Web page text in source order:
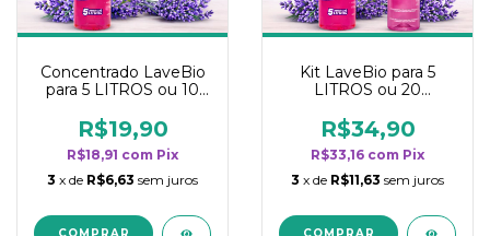
Concentrado LaveBio
para 5 LITROS ou 10
rendimento da
categoria - Lavanda
R$19,90
R$18,91 com Pix
3 x de R$6,63 sem juros
Kit LaveBio para 5
LITROS ou 20
rendimento da
categoria - Lavanda
R$34,90
R$33,16 com Pix
3 x de R$11,63 sem juros